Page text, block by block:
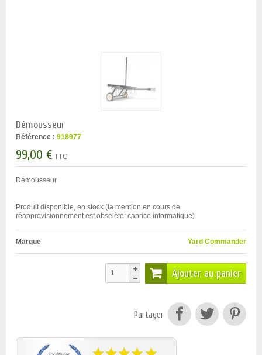
Démousseur
Référence : 918977
99,00 € TTC
Démousseur
Produit disponible, en stock (la mention en cours de
réapprovisionnement est obselète: caprice informatique)
Marque Yard Commander
Ajouter au panier
Partager